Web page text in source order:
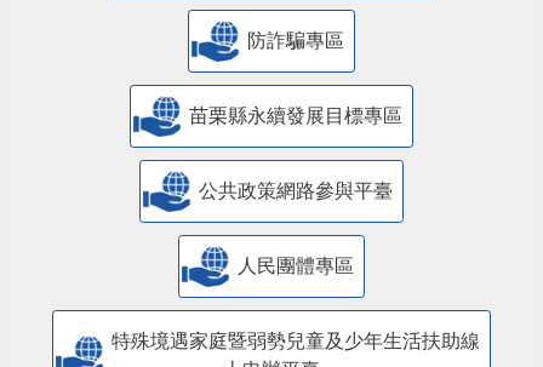
防詐騙專區
苗栗縣永續發展目標專區
公共政策網路參與平臺
人民團體專區
特殊境遇家庭暨弱勢兒童及少年生活扶助線